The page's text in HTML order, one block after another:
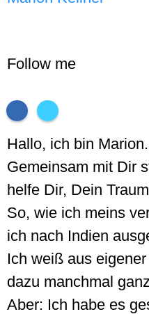
Follow me
Hallo, ich bin Marion.
Gemeinsam mit Dir
helfe Dir, Dein
So, wie ich meins
ich nach Indien
Ich weiß aus
dazu manchmal
Aber: Ich habe es